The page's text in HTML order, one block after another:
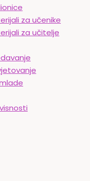
za učenike
za učitelje